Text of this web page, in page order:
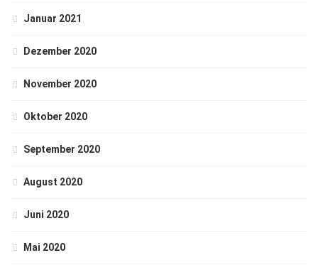
Januar 2021
Dezember 2020
November 2020
Oktober 2020
September 2020
August 2020
Juni 2020
Mai 2020